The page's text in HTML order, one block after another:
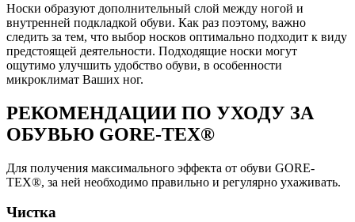
Носки образуют дополнительный слой между ногой и
внутренней подкладкой обуви. Как раз поэтому, важно
следить за тем, что выбор носков оптимально подходит к виду
предстоящей деятельности. Подходящие носки могут
ощутимо улучшить удобство обуви, в особенности
микроклимат Ваших ног.
РЕКОМЕНДАЦИИ ПО УХОДУ ЗА
ОБУВЬЮ GORE-TEX®
Для получения максимального эффекта от обуви GORE-
TEX®, за ней необходимо правильно и регулярно ухаживать.
Чистка